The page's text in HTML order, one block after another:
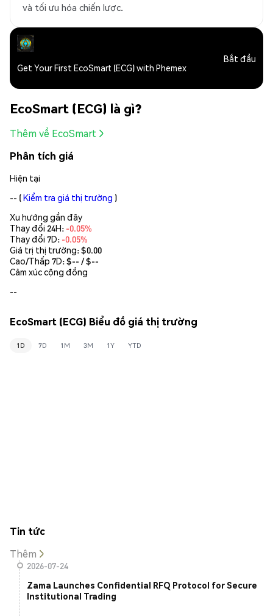
và tối ưu hóa chiến lược.
Get Your First EcoSmart (ECG) with Phemex
Bắt đầu
EcoSmart (ECG) là gì?
Thêm về EcoSmart
Phân tích giá
Hiện tại
-- (Kiểm tra giá thị trường )
Xu hướng gần đây
Thay đổi 24H: -0.05%
Thay đổi 7D: -0.05%
Giá trị thị trường:$0.00
Cao/Thấp 7D: $-- / $--
Cảm xúc cộng đồng
--
EcoSmart (ECG) Biểu đồ giá thị trường
1D 7D 1M 3M 1Y YTD
Tin tức
Thêm
2026-07-24
Zama Launches Confidential RFQ Protocol for Secure
Institutional Trading